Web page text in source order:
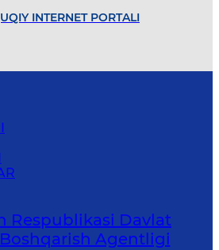
INTERNET PORTALI
Respublikasi Davlat
Agentligi